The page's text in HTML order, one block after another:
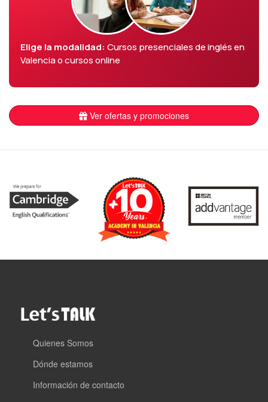
Elige la modalidad: Cursos presenciales de inglés en
Valencia o cursos online
Ver ofertas y promociones
Quienes Somos
Dónde estamos
Información de contacto